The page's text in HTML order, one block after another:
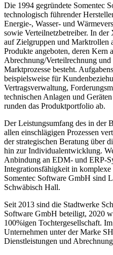
Die 1994 gegründete Somentec
technologisch führender
Energie-, Wasser- und
sowie Verteilnetzbetreiber. In
auf Zielgruppen und Marktrollen
Produkte angeboten, deren Kern
Abrechnung/Verteilrechnung
Marktprozesse besteht.
beispielsweise für
Vertragsverwaltung,
technischen Anlagen und
runden das Produktportfolio ab.
Der Leistungsumfang des in der
allen einschlägigen Prozessen
der strategischen Beratung über
hin zur Individualentwicklung.
Anbindung an EDM- und ERP-
Integrationsfähigkeit in komplexe
Somentec Software GmbH sind
Schwäbisch Hall.
Seit 2013 sind die Stadtwerke
Software GmbH beteiligt, 2020
100%igen Tochtergesellschaft.
Unternehmen unter der Marke
Dienstleistungen und